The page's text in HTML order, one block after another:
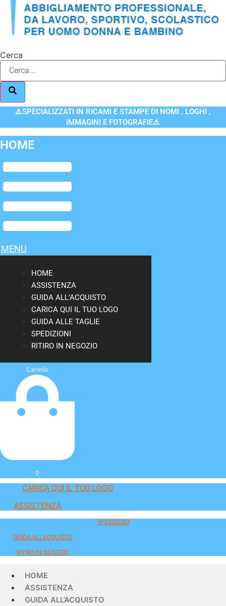
Cerca
⚠️SPECIALIZZATI IN RICAMI E STAMPE DI NOMI , LOGHI ,
IMMAGINI E FOTOGRAFIE⚠️
HOME
Flyout
Menu
MENU
HOME
ASSISTENZA
GUIDA ALL’ACQUISTO
CARICA QUI IL TUO LOGO
GUIDA ALLE TAGLIE
SPEDIZIONI
RITIRO IN NEGOZIO
Carrello
0
CARICA QUI IL TUO LOGO
ASSISTENZA
SPEDIZIONI
GUIDA ALL'ACQUISTO
RITIRO IN NEGOZIO
HOME
ASSISTENZA
GUIDA ALL’ACQUISTO